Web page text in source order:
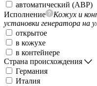
автоматический (АВР)
Исполнение
Кожух и
установки генератора на
открытое
в кожухе
в контейнере
Страна происхождения
Германия
Италия